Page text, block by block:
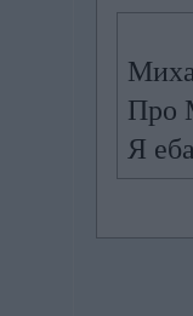
Про
Я